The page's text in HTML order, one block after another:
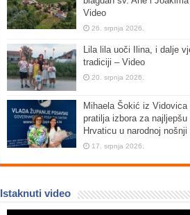
Video
26. srpnja 2026.
Lila lila uoči Ilina, i dalje
tradiciji – Video
20. srpnja 2026.
Mihaela Šokić iz Vidovica
pratilja izbora za najljepšu
Hrvaticu u narodnoj nošnji
17. srpnja 2026.
Istaknuti video